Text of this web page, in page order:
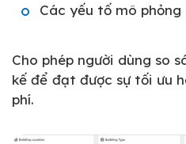
Các yếu tố mô phỏng
Cho phép người dùng so
kế để đạt được sự tối ưu
phí.